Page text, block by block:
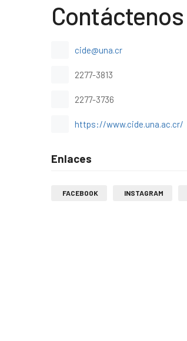
Contáctenos
cide@una.cr
2277-3813
2277-3736
https://www.cide.una.ac.cr/
Enlaces
FACEBOOK INSTAGRAM